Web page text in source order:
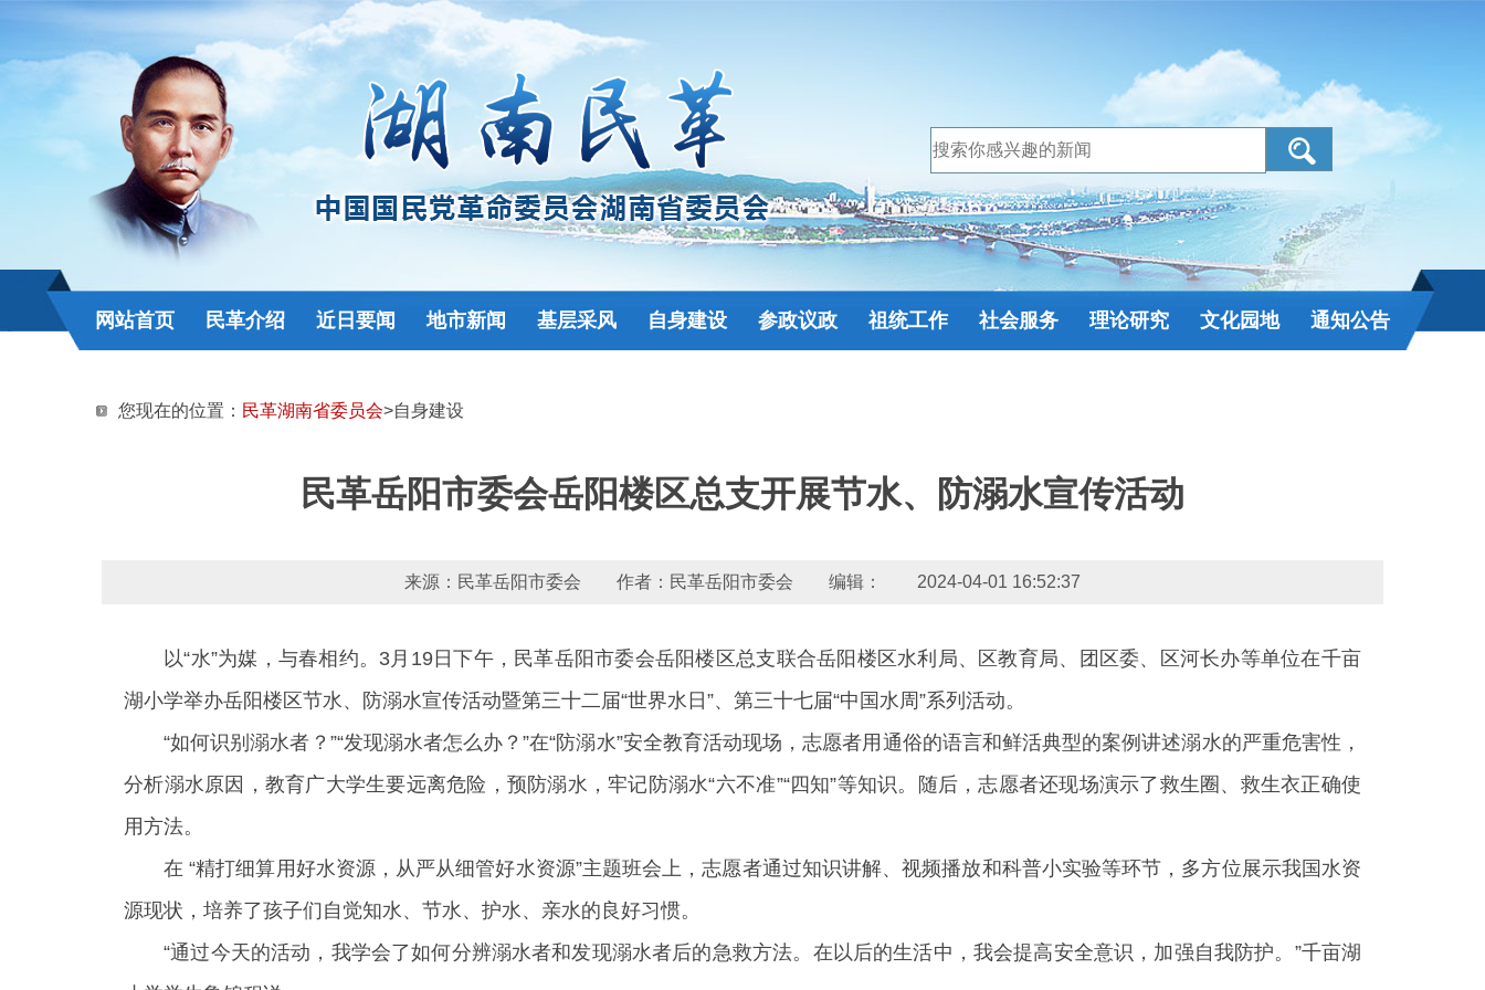
网站首页 民革介绍 近日要闻 地市新闻 基层采风 自身建设 参政议政 祖统工作 社会服务 理论研究 文化园地 通知公告
您现在的位置： 民革湖南省委员会>自身建设
民革岳阳市委会岳阳楼区总支开展节水、防溺水宣传活动
来源：民革岳阳市委会 作者：民革岳阳市委会 编辑： 2024-04-01 16:52:37
以“水”为媒，与春相约。3月19日下午，民革岳阳市委会岳阳楼区总支联合岳阳楼区水利局、区教育局、团区委、区河长办等单位在千亩
湖小学举办岳阳楼区节水、防溺水宣传活动暨第三十二届“世界水日”、第三十七届“中国水周”系列活动。
“如何识别溺水者？”“发现溺水者怎么办？”在“防溺水”安全教育活动现场，志愿者用通俗的语言和鲜活典型的案例讲述溺水的严重危害性，
分析溺水原因，教育广大学生要远离危险，预防溺水，牢记防溺水“六不准”“四知”等知识。随后，志愿者还现场演示了救生圈、救生衣正确使
用方法。
在 “精打细算用好水资源，从严从细管好水资源”主题班会上，志愿者通过知识讲解、视频播放和科普小实验等环节，多方位展示我国水资
源现状，培养了孩子们自觉知水、节水、护水、亲水的良好习惯。
“通过今天的活动，我学会了如何分辨溺水者和发现溺水者后的急救方法。在以后的生活中，我会提高安全意识，加强自我防护。”千亩湖